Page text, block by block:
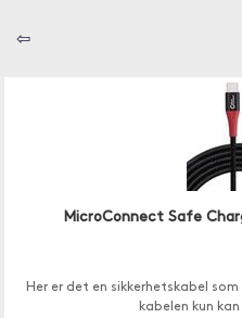
⇦
MicroConnect Safe
Her er det en sikkerhetskabel
kabelen kun